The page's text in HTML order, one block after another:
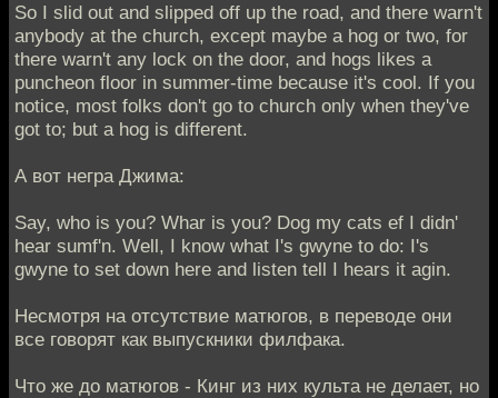
So I slid out and slipped off up the road, and there warn't
anybody at the church, except maybe a hog or two, for
there warn't any lock on the door, and hogs likes a
puncheon floor in summer-time because it's cool. If you
notice, most folks don't go to church only when they've
got to; but a hog is different.
А вот негра Джима:
Say, who is you? Whar is you? Dog my cats ef I didn'
hear sumf'n. Well, I know what I's gwyne to do: I's
gwyne to set down here and listen tell I hears it agin.
Несмотря на отсутствие матюгов, в переводе они
все говорят как выпускники филфака.
Что же до матюгов - Кинг из них культа не делает, но